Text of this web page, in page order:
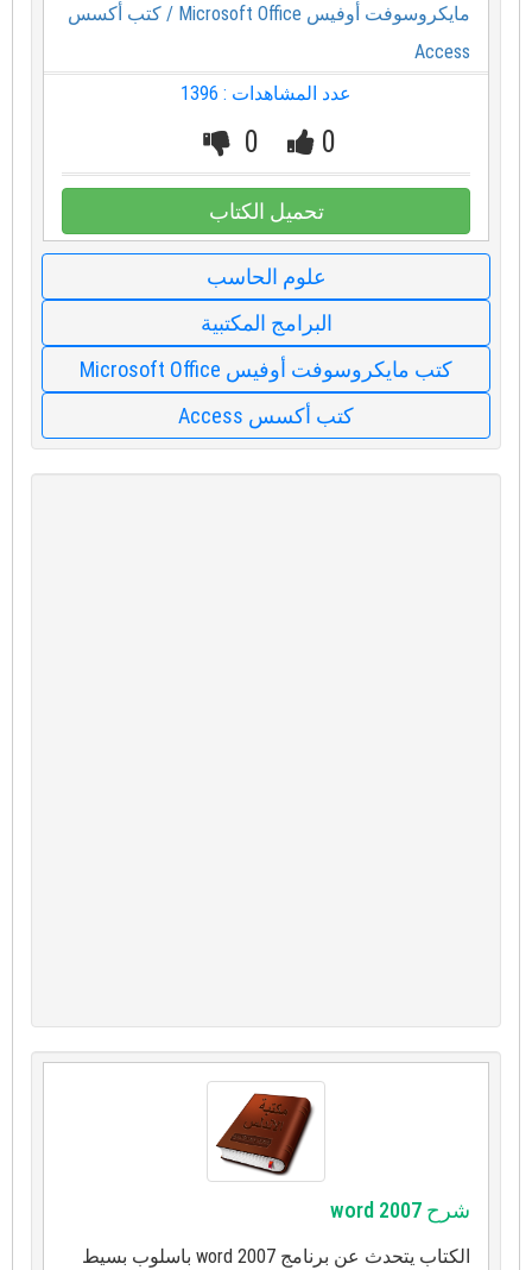
مايكروسوفت أوفيس Microsoft Office
/ كتب أكسس
Access
عدد المشاهدات : 1396
0
0
تحميل الكتاب
علوم الحاسب
البرامج المكتبية
كتب مايكروسوفت أوفيس Microsoft Office
كتب أكسس Access
شرح word 2007
الكتاب يتحدث عن برنامج word 2007 باسلوب بسيط